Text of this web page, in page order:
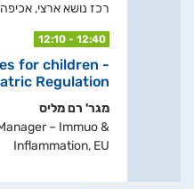
רכז נושא ארצי,
12:10 - 12:40
for children -
Regulation
מגר' רם מליס
– Immuo &
Inflammation, EU